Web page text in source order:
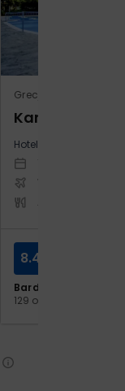
Grecja / Samos /
Kampos
Hotel:
Warszawa -
Bardzo dobry
129 opinii
8.4